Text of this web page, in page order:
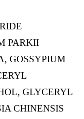
PARKII
GOSSYPIUM
GLYCERYL
CHINENSIS